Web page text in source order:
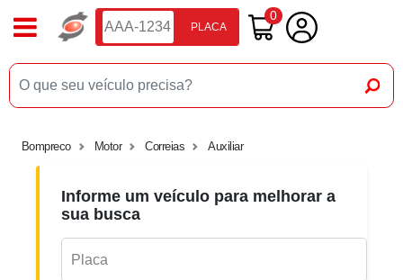
PLACA
0
Bompreco Motor Correias Auxiliar
Informe um veículo para melhorar a
sua busca